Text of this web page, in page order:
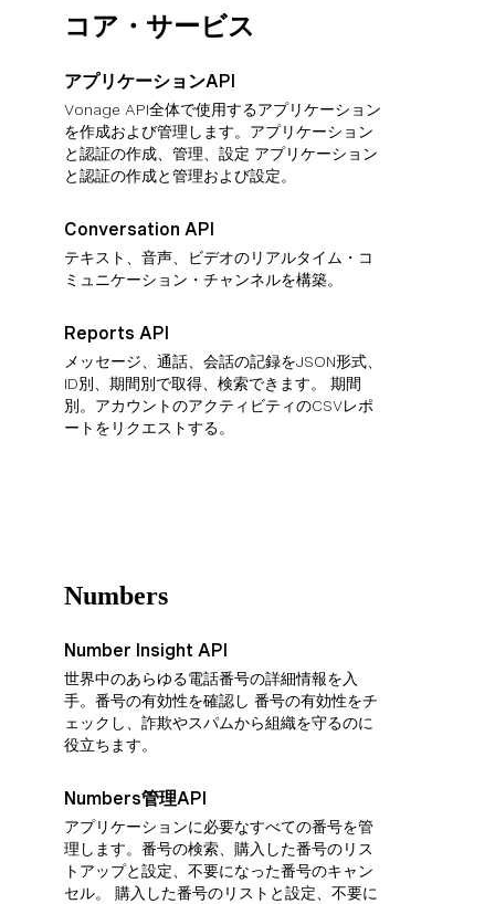
コア・サービス
アプリケーションAPI
Vonage API全体で使用するアプリケーション
を作成および管理します。アプリケーション
と認証の作成、管理、設定 アプリケーション
と認証の作成と管理および設定。
Conversation API
テキスト、音声、ビデオのリアルタイム・コ
ミュニケーション・チャンネルを構築。
Reports API
メッセージ、通話、会話の記録をJSON形式、
ID別、期間別で取得、検索できます。 期間
別。アカウントのアクティビティのCSVレポ
ートをリクエストする。
Numbers
Number Insight API
世界中のあらゆる電話番号の詳細情報を入
手。番号の有効性を確認し 番号の有効性をチ
ェックし、詐欺やスパムから組織を守るのに
役立ちます。
Numbers管理API
アプリケーションに必要なすべての番号を管
理します。番号の検索、購入した番号のリス
トアップと設定、不要になった番号のキャン
セル。 購入した番号のリストと設定、不要に